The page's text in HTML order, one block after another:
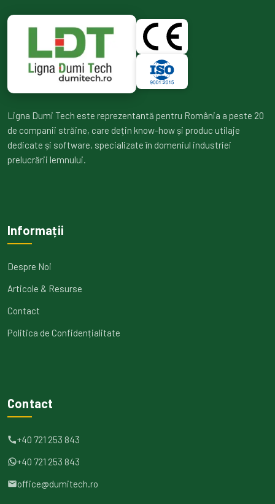
Ligna Dumi Tech este reprezentantă pentru România a peste 20
de companii străine, care dețin know-how și produc utilaje
dedicate și software, specializate în domeniul industriei
prelucrării lemnului.
Informații
Despre Noi
Articole & Resurse
Contact
Politica de Confidențialitate
Contact
+40 721 253 843
+40 721 253 843
office@dumitech.ro